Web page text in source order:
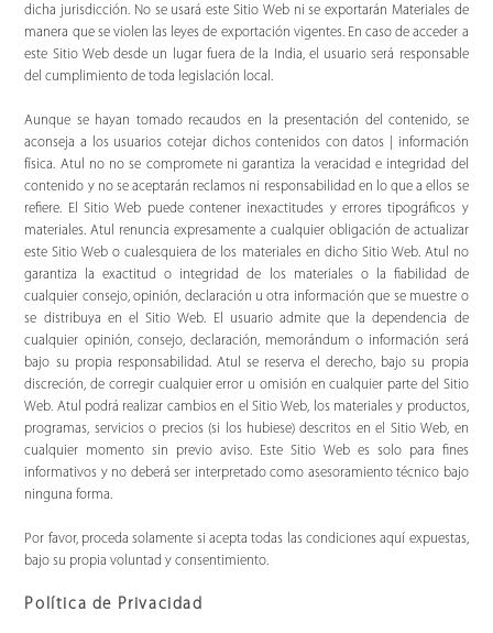
dicha jurisdicción. No se usará este Sitio Web ni se exportarán Materiales de
manera que se violen las leyes de exportación vigentes. En caso de acceder a
este Sitio Web desde un lugar fuera de la India, el usuario será responsable
del cumplimiento de toda legislación local.
Aunque se hayan tomado recaudos en la presentación del contenido, se
aconseja a los usuarios cotejar dichos contenidos con datos | información
física. Atul no no se compromete ni garantiza la veracidad e integridad del
contenido y no se aceptarán reclamos ni responsabilidad en lo que a ellos se
refiere. El Sitio Web puede contener inexactitudes y errores tipográficos y
materiales. Atul renuncia expresamente a cualquier obligación de actualizar
este Sitio Web o cualesquiera de los materiales en dicho Sitio Web. Atul no
garantiza la exactitud o integridad de los materiales o la fiabilidad de
cualquier consejo, opinión, declaración u otra información que se muestre o
se distribuya en el Sitio Web. El usuario admite que la dependencia de
cualquier opinión, consejo, declaración, memorándum o información será
bajo su propia responsabilidad. Atul se reserva el derecho, bajo su propia
discreción, de corregir cualquier error u omisión en cualquier parte del Sitio
Web. Atul podrá realizar cambios en el Sitio Web, los materiales y productos,
programas, servicios o precios (si los hubiese) descritos en el Sitio Web, en
cualquier momento sin previo aviso. Este Sitio Web es solo para fines
informativos y no deberá ser interpretado como asesoramiento técnico bajo
ninguna forma.
Por favor, proceda solamente si acepta todas las condiciones aquí expuestas,
bajo su propia voluntad y consentimiento.
Política de Privacidad